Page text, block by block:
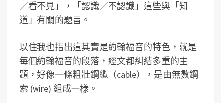
／看不見」，「認識／不認識」這些與「知
道」有關的題旨。
以住我也指出這其實是約翰福音的特色，就是
每個約翰福音的段落，經文都糾結多重的主
題，好像一條粗壯鋼䌫（cable），是由無數鋼
索 (wire) 組成一樣。